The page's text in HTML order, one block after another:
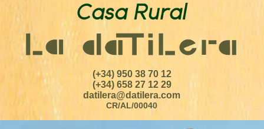
(+34) 950 38 70 12
(+34) 658 27 12 29
datilera@datilera.com
CR/AL/00040